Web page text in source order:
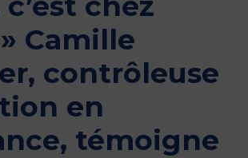
Camille
contrôleuse
en
témoigne